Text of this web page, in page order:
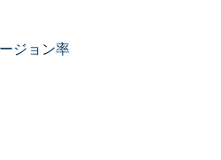
ジョン率